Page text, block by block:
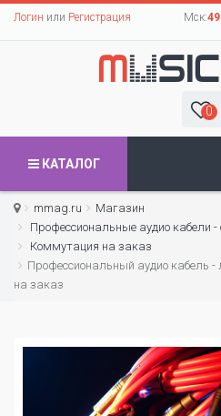
Логин или Регистрация Мск:
0
КАТАЛОГ
mmag.ru
Магазин
Профессиональные аудио кабели -
Коммутация на заказ
Профессиональный аудио кабель
на заказ